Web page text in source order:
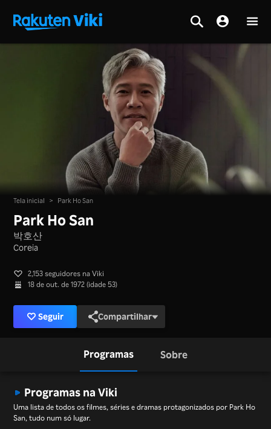
Tela inicial > Park Ho San
Park Ho San
박호산
Coreia
2,153 seguidores na Viki
18 de out. de 1972 (idade 53)
Seguir Compartilhar
Programas Sobre
Programas na Viki
Uma lista de todos os filmes, séries e dramas protagonizados por Park Ho
San, tudo num só lugar.